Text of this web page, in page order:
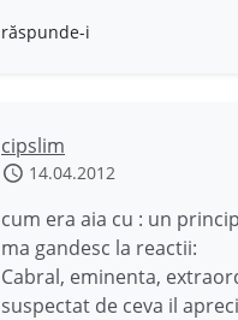
răspunde-i
cipslim
14.04.2012
cum era aia cu : un
ma gandesc la reactii:
Cabral, eminenta,
suspectat de ceva il